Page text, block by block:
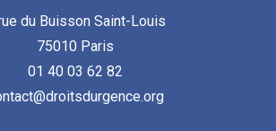
du Buisson Saint-Louis
75010 Paris
01 40 03 62 82